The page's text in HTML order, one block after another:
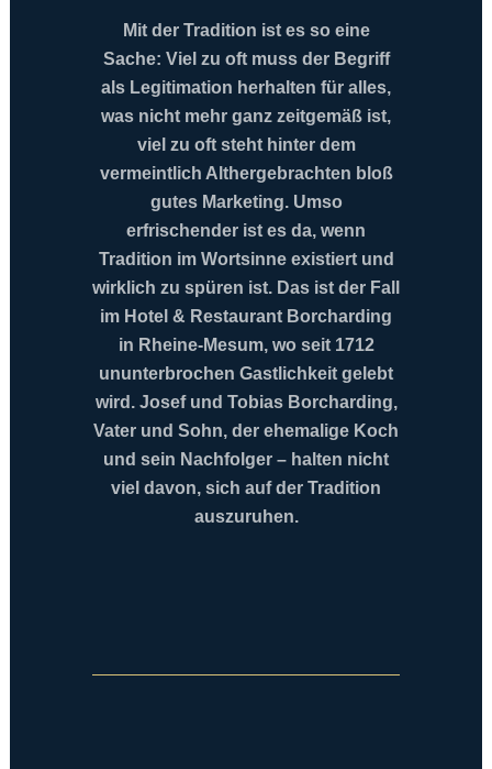
Mit der Tradition ist es so eine
Sache: Viel zu oft muss der Begriff
als Legitimation herhalten für alles,
was nicht mehr ganz zeitgemäß ist,
viel zu oft steht hinter dem
vermeintlich Althergebrachten bloß
gutes Marketing. Umso
erfrischender ist es da, wenn
Tradition im Wortsinne existiert und
wirklich zu spüren ist. Das ist der Fall
im Hotel & Restaurant Borcharding
in Rheine-Mesum, wo seit 1712
ununterbrochen Gastlichkeit gelebt
wird. Josef und Tobias Borcharding,
Vater und Sohn, der ehemalige Koch
und sein Nachfolger – halten nicht
viel davon, sich auf der Tradition
auszuruhen.